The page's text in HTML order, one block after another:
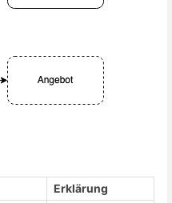
Erklärung